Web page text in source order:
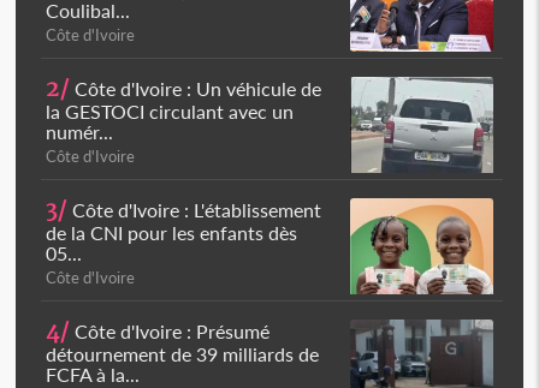
Coulibal...
Côte d'Ivoire
2/ Côte d'Ivoire : Un véhicule de
la GESTOCI circulant avec un
numér...
Côte d'Ivoire
3/ Côte d'Ivoire : L'établissement
de la CNI pour les enfants dès
05...
Côte d'Ivoire
4/ Côte d'Ivoire : Présumé
détournement de 39 milliards de
FCFA à la...